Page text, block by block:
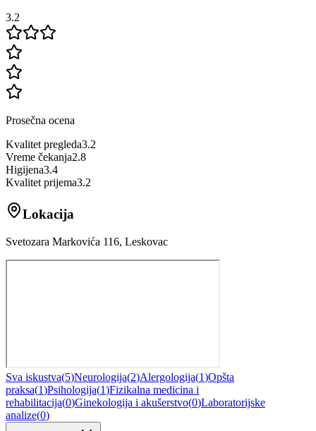
3.2
Prosečna ocena
Kvalitet pregleda3.2
Vreme čekanja2.8
Higijena3.4
Kvalitet prijema3.2
Lokacija
Svetozara Markovića 116, Leskovac
Sva iskustva(5)Neurologija(2)Alergologija(1)Opšta
praksa(1)Psihologija(1)Fizikalna medicina i
rehabilitacija(0)Ginekologija i akušerstvo(0)Laboratorijske
analize(0)